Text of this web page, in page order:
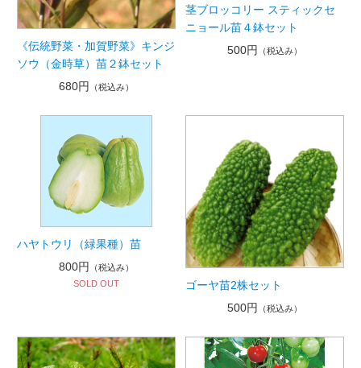
《伝統野菜・加賀野菜》キンジ
ソウ（金時草）苗２鉢セット
680円
（税込み）
茎ブロッコリー スティックセ
ニョール苗４鉢セット
500円
（税込み）
ハヤトウリ（緑果種）苗
800円
（税込み）
SOLD OUT
ゴーヤ苗2株セット
500円
（税込み）